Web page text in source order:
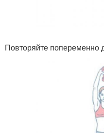
Повторяйте попеременно